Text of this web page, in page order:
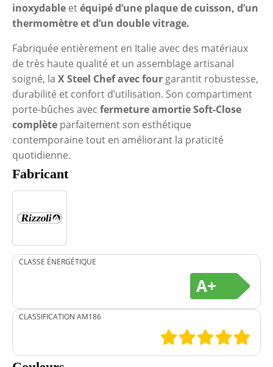
inoxydable etéquipé d’une plaque de cuisson, d’un
thermomètre et d’un double vitrage.
Fabriquée entièrement en Italie avec des matériaux
de très haute qualité et un assemblage artisanal
soigné, la X Steel Chef avec four garantit robustesse,
durabilité et confort d’utilisation. Son compartiment
porte-bûches avec fermeture amortie Soft-Close
complète parfaitement son esthétique
contemporaine tout en améliorant la praticité
quotidienne.
Fabricant
CLASSE ÉNERGÉTIQUE
A+
CLASSIFICATION AM186